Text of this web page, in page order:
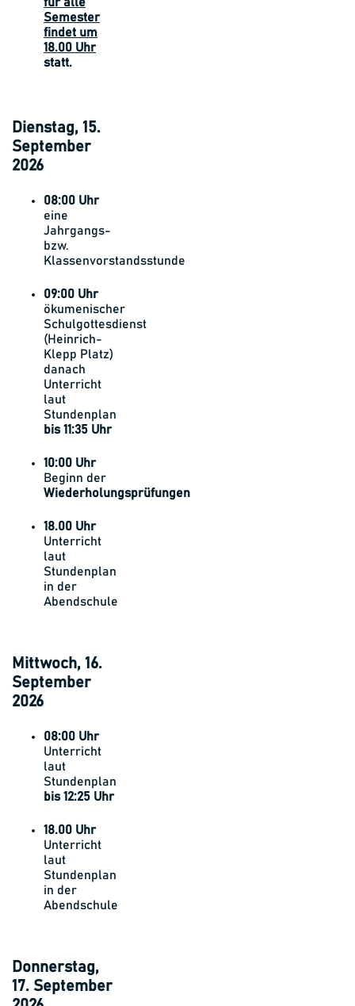
Semester
findet um
18.00 Uhr
statt.
Dienstag, 15.
September
2026
08:00 Uhr
eine
Jahrgangs-
bzw.
Klassenvorstandsstunde
09:00 Uhr
ökumenischer
Schulgottesdienst
(Heinrich-
Klepp Platz)
danach
Unterricht
laut
Stundenplan
bis 11:35 Uhr
10:00 Uhr
Beginn der
Wiederholungsprüfungen
18.00 Uhr
Unterricht
laut
Stundenplan
in der
Abendschule
Mittwoch, 16.
September
2026
08:00 Uhr
Unterricht
laut
Stundenplan
bis 12:25 Uhr
18.00 Uhr
Unterricht
laut
Stundenplan
in der
Abendschule
Donnerstag,
17. September